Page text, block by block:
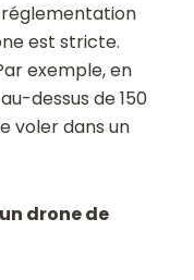
réglementation
est stricte.
exemple, en
dessus de 150
voler dans un
drone de